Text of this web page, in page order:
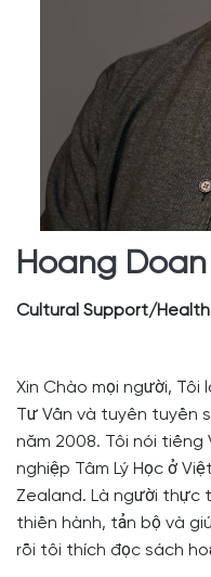
Hoang Doan
Cultural Support/
Xin Chào mọi người, Tôi
Tư Vấn và tuyên tuyền
năm 2008. Tôi nói
nghiệp Tâm Lý Học ở
Zealand. Là người thực
thiền hành, tản bộ và
rỗi tôi thích đọc sách